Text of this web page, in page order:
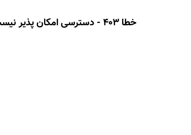
خطا 403 - دسترسی امکان پذیر نیست